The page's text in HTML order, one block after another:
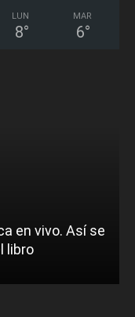
LUN
8°
MAR
6°
en vivo. Así se
libro